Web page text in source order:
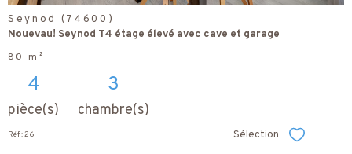
Seynod (74600)
Nouevau! Seynod T4 étage élevé avec cave et garage
80 m²
4
pièce(s)
3
chambre(s)
Réf : 26 Sélection Sélectionner